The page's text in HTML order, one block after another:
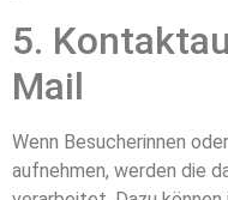
5.
Mail
Wenn Besucherinnen
aufnehmen, werden die